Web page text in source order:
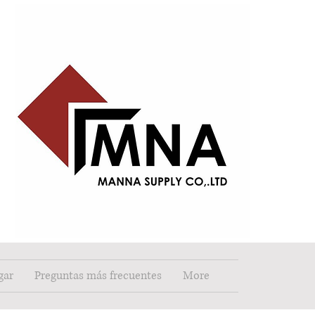
Preguntas más frecuentes More